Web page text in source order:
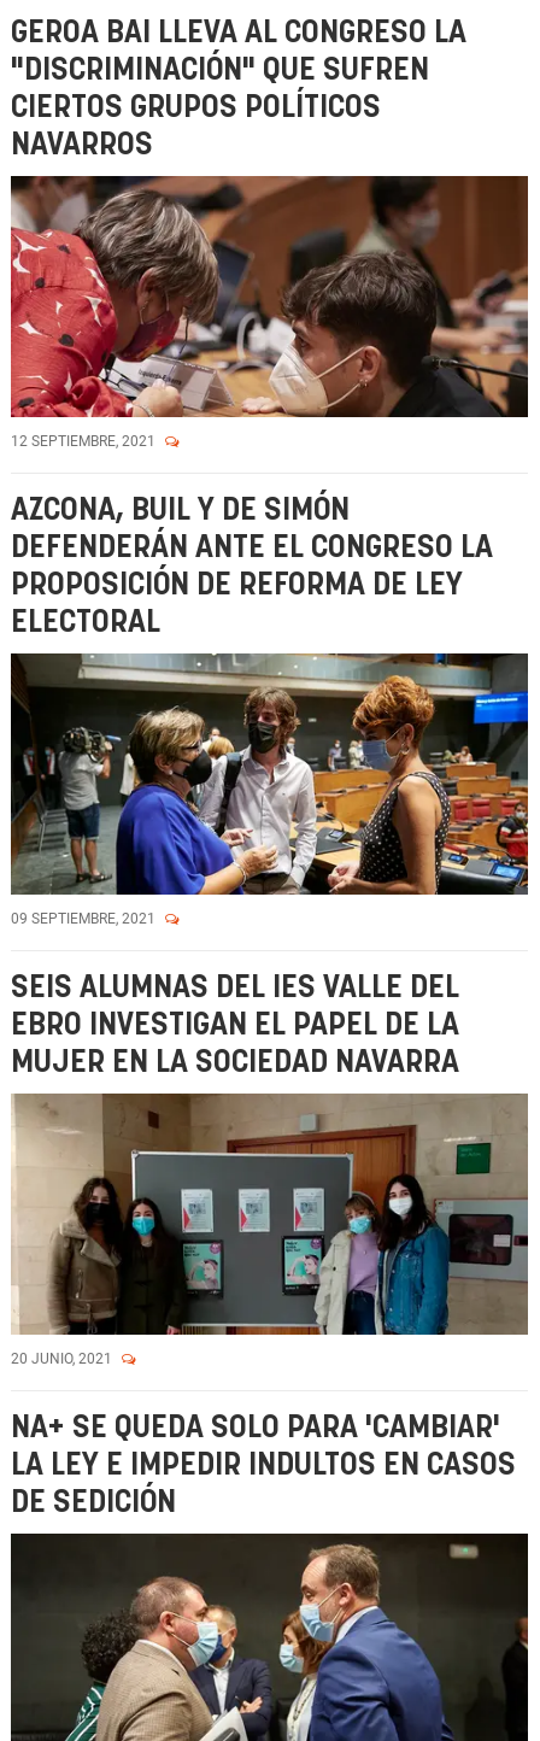
GEROA BAI LLEVA AL CONGRESO LA
"DISCRIMINACIÓN" QUE SUFREN
CIERTOS GRUPOS POLÍTICOS
NAVARROS
12 SEPTIEMBRE, 2021
AZCONA, BUIL Y DE SIMÓN
DEFENDERÁN ANTE EL CONGRESO LA
PROPOSICIÓN DE REFORMA DE LEY
ELECTORAL
09 SEPTIEMBRE, 2021
SEIS ALUMNAS DEL IES VALLE DEL
EBRO INVESTIGAN EL PAPEL DE LA
MUJER EN LA SOCIEDAD NAVARRA
20 JUNIO, 2021
NA+ SE QUEDA SOLO PARA 'CAMBIAR'
LA LEY E IMPEDIR INDULTOS EN CASOS
DE SEDICIÓN